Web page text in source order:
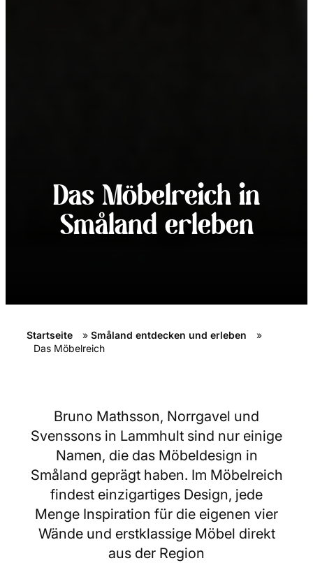
Das Möbelreich in
Småland erleben
Startseite » Småland entdecken und erleben
»
Das Möbelreich
Bruno Mathsson, Norrgavel und
Svenssons in Lammhult sind nur einige
Namen, die das Möbeldesign in
Småland geprägt haben. Im Möbelreich
findest einzigartiges Design, jede
Menge Inspiration für die eigenen vier
Wände und erstklassige Möbel direkt
aus der Region